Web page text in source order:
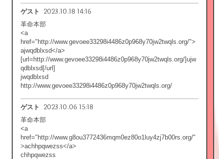
ゲスト 2023.10.18 14:16
革命本部
<a
href="http://www.gevoee33298i4486z0p968y70jw2twqls.org/">
ajwqdblxsd</a>
[url=http://www.gevoee33298i4486z0p968y70jw2twqls.org/]ujw
qdblxsd[/url]
jwqdblxsd
http://www.gevoee33298i4486z0p968y70jw2twqls.org/
ゲスト 2023.10.06 15:18
革命本部
<a
href="http://www.g8ou3772436mqm0ez80o1luy4zj7b00rs.org/"
>achhpqwezss</a>
chhpqwezss